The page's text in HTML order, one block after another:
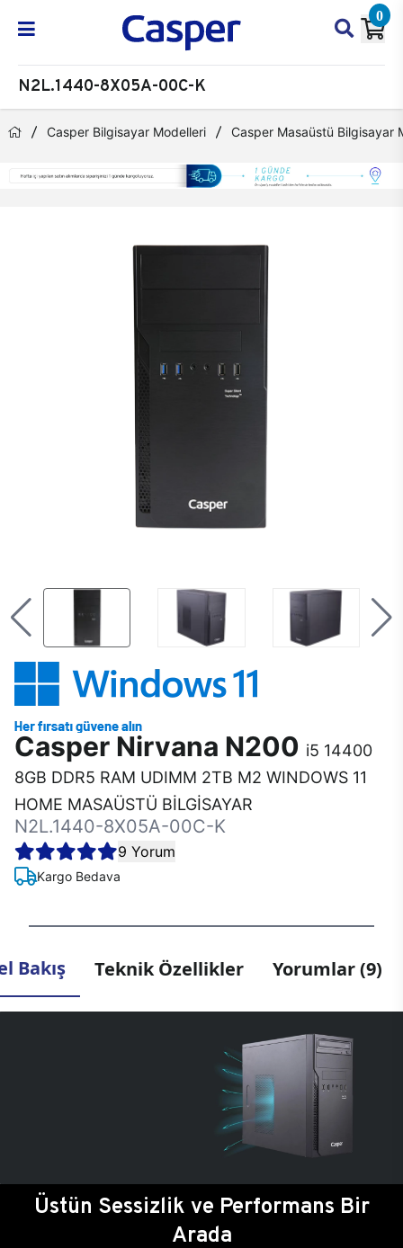
0
N2L.1440-8X05A-00C-K
Casper Bilgisayar Modelleri Casper Masaüstü Bilgisayar
Casper Nirvana N200 i5 14400
8GB DDR5 RAM UDIMM 2TB M2 WINDOWS 11
HOME MASAÜSTÜ BİLGİSAYAR
N2L.1440-8X05A-00C-K
9 Yorum
Kargo Bedava
Bakış Teknik Özellikler Yorumlar (9)
Üstün Sessizlik ve Performans Bir
Arada